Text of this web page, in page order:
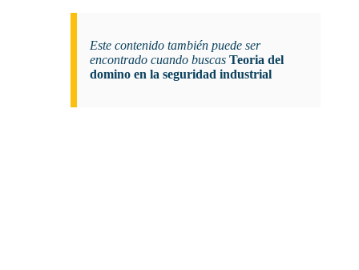
Este contenido también puede ser
encontrado cuando buscas Teoria del
domino en la seguridad industrial